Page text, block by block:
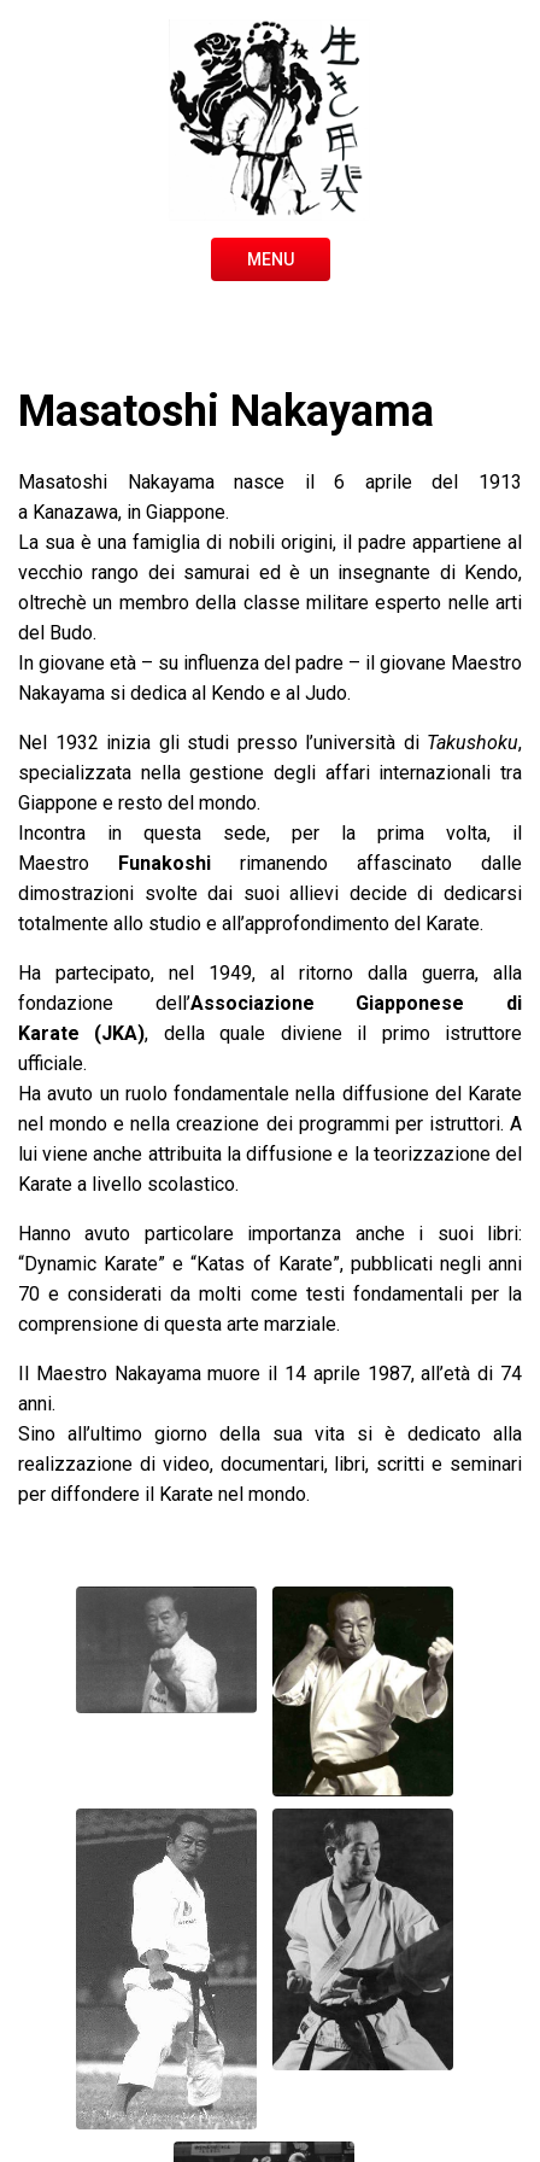
MENU
Masatoshi Nakayama
Masatoshi Nakayama nasce il 6 aprile del 1913
a Kanazawa, in Giappone.
La sua è una famiglia di nobili origini, il padre appartiene al
vecchio rango dei samurai ed è un insegnante di Kendo,
oltrechè un membro della classe militare esperto nelle arti
del Budo.
In giovane età – su influenza del padre – il giovane Maestro
Nakayama si dedica al Kendo e al Judo.
Nel 1932 inizia gli studi presso l’università di Takushoku,
specializzata nella gestione degli affari internazionali tra
Giappone e resto del mondo.
Incontra in questa sede, per la prima volta, il
Maestro Funakoshi rimanendo affascinato dalle
dimostrazioni svolte dai suoi allievi decide di dedicarsi
totalmente allo studio e all’approfondimento del Karate.
Ha partecipato, nel 1949, al ritorno dalla guerra, alla
fondazione dell’Associazione Giapponese di
Karate (JKA), della quale diviene il primo istruttore
ufficiale.
Ha avuto un ruolo fondamentale nella diffusione del Karate
nel mondo e nella creazione dei programmi per istruttori. A
lui viene anche attribuita la diffusione e la teorizzazione del
Karate a livello scolastico.
Hanno avuto particolare importanza anche i suoi libri:
“Dynamic Karate” e “Katas of Karate”, pubblicati negli anni
70 e considerati da molti come testi fondamentali per la
comprensione di questa arte marziale.
Il Maestro Nakayama muore il 14 aprile 1987, all’età di 74
anni.
Sino all’ultimo giorno della sua vita si è dedicato alla
realizzazione di video, documentari, libri, scritti e seminari
per diffondere il Karate nel mondo.